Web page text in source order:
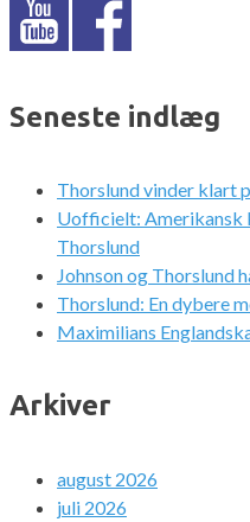
Seneste indlæg
Thorslund vinder klart
Uofficielt: Amerikansk
Thorslund
Johnson og Thorslund
Thorslund: En dybere
Maximilians
Arkiver
august 2026
juli 2026